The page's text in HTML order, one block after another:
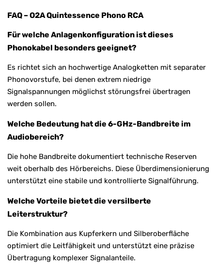
FAQ – O2A Quintessence Phono RCA
Für welche Anlagenkonfiguration ist dieses
Phonokabel besonders geeignet?
Es richtet sich an hochwertige Analogketten mit separater
Phonovorstufe, bei denen extrem niedrige
Signalspannungen möglichst störungsfrei übertragen
werden sollen.
Welche Bedeutung hat die 6-GHz-Bandbreite im
Audiobereich?
Die hohe Bandbreite dokumentiert technische Reserven
weit oberhalb des Hörbereichs. Diese Überdimensionierung
unterstützt eine stabile und kontrollierte Signalführung.
Welche Vorteile bietet die versilberte
Leiterstruktur?
Die Kombination aus Kupferkern und Silberoberfläche
optimiert die Leitfähigkeit und unterstützt eine präzise
Übertragung komplexer Signalanteile.